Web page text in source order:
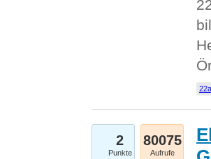
2
Punkte
80075
Aufrufe